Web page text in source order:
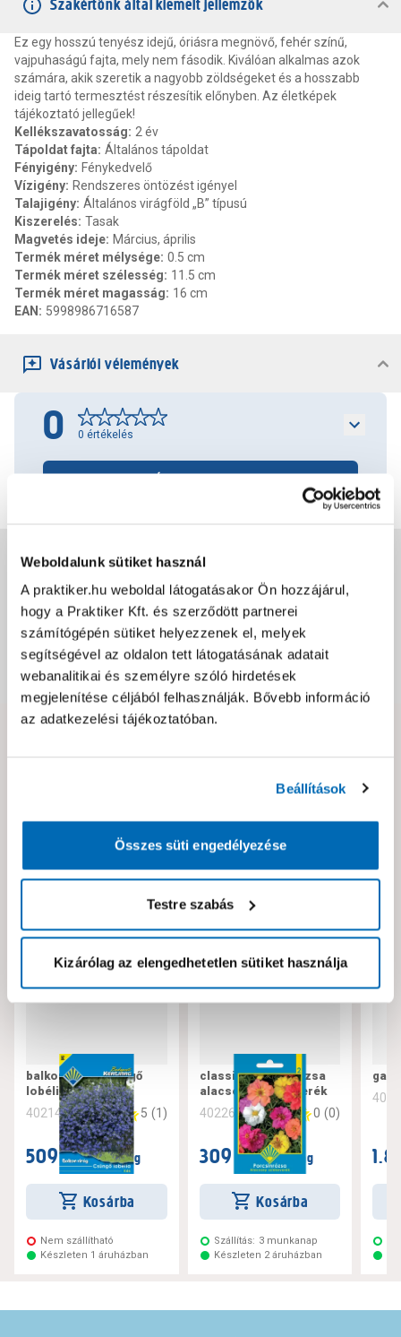
Weboldalunk sütiket használ
A praktiker.hu weboldal látogatásakor Ön hozzájárul,
hogy a Praktiker Kft. és szerződött partnerei
számítógépén sütiket helyezzenek el, melyek
segítségével az oldalon tett látogatásának adatait
webanalitikai és személyre szóló hirdetések
megjelenítése céljából felhasználják. Bővebb információ
az adatkezelési tájékoztatóban.
Beállítások
Összes süti engedélyezése
Testre szabás
Kizárólag az elengedhetetlen sütiket használja
Szakértőnk által kiemelt jellemzők
Ez egy hosszú tenyész idejű, óriásra megnövő, fehér színű,
vajpuhaságú fajta, mely nem fásodik. Kiválóan alkalmas azok
számára, akik szeretik a nagyobb zöldségeket és a hosszabb
ideig tartó termesztést részesítik előnyben. Az életképek
tájékoztató jellegűek!
Kellékszavatosság: 2 év
Tápoldat fajta: Általános tápoldat
Fényigény: Fénykedvelő
Vízigény: Rendszeres öntözést igényel
Talajigény: Általános virágföld „B” típusú
Kiszerelés: Tasak
Magvetés ideje: Március, április
Termék méret mélysége: 0.5 cm
Termék méret szélesség: 11.5 cm
Termék méret magasság: 16 cm
EAN : 5998986716587
Vásárlói vélemények
0 0 értékelés
Értékelés írása
Jótállás, szavatosság
Csomagolási és súly információk
Dokumentumok, felelős személy
Neked ajánljuk!
balkon virág csüngő
lobélia kék
402142 5 (1)
509 Ft / csomag
Kosárba
Nem szállítható
Készleten 1 áruházban
classic porcsinrózsa
alacsony színkeverék
402260 0 (0)
309 Ft / csomag
Kosárba
Szállítás: 3 munkanap
Készleten 2 áruházban
gar-